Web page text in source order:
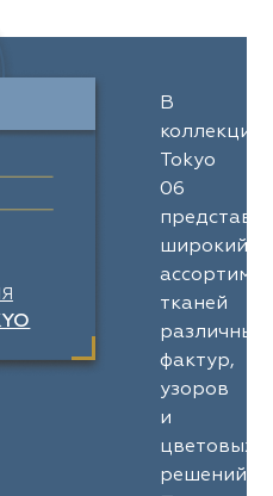
В
коллекции
Tokyo
06
широкий
тканей
различных
фактур,
узоров
и
цветовых
решений.